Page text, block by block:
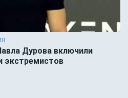
Дурова включили
экстремистов